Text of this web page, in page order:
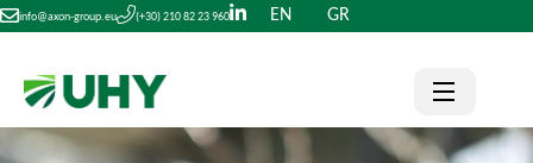
info@axon-group.eu (+30) 210 82 23 960 EN GR